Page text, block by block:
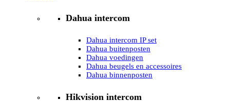
Dahua intercom
Dahua intercom IP set
Dahua buitenposten
Dahua voedingen
Dahua beugels en accessoires
Dahua binnenposten
Hikvision intercom